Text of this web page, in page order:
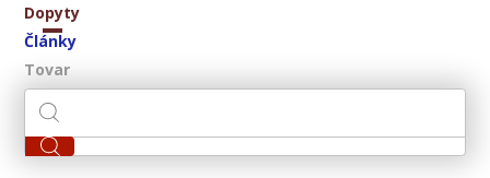
Dopyty
Články
Tovar